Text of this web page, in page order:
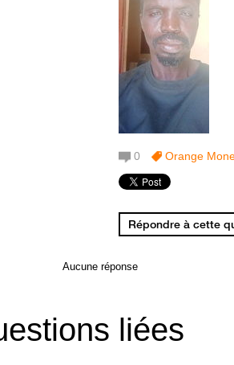
0 Orange
Répondre à cette
Aucune réponse
liées